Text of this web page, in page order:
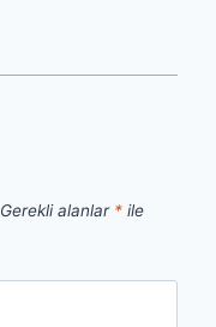
Gerekli alanlar * ile